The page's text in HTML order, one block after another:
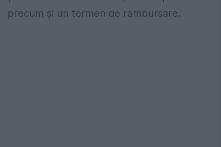
precum şi un termen de rambursare.